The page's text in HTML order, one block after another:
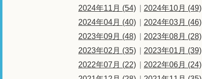
2024年11月 (54)
2024年10月 (49)
2024年04月 (40)
2024年03月 (46)
2023年09月 (48)
2023年08月 (28)
2023年02月 (35)
2023年01月 (39)
2022年07月 (22)
2022年06月 (24)